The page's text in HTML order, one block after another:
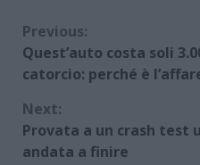
Continue
Reading
Previous:
Quest’auto costa soli
catorcio: perché è
Next:
Provata a un crash test
andata a finire